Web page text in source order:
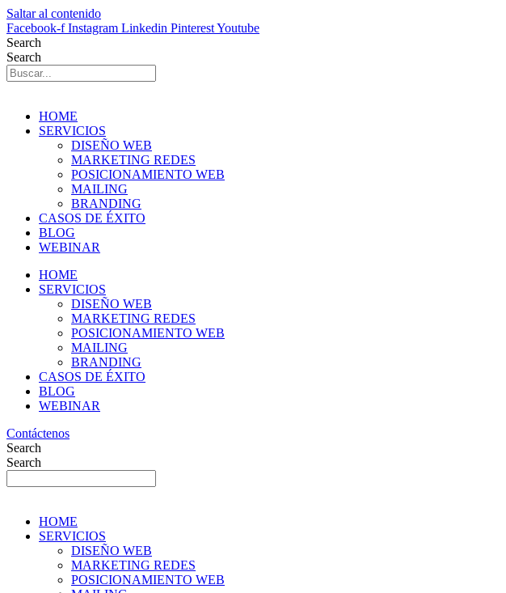
Saltar al contenido
Facebook-f Instagram Linkedin PinterestYoutube
Search
Search
HOME
SERVICIOS
DISEÑO WEB
MARKETING REDES
POSICIONAMIENTO WEB
MAILING
BRANDING
CASOS DE ÉXITO
BLOG
WEBINAR
HOME
SERVICIOS
DISEÑO WEB
MARKETING REDES
POSICIONAMIENTO WEB
MAILING
BRANDING
CASOS DE ÉXITO
BLOG
WEBINAR
Contáctenos
Search
Search
HOME
SERVICIOS
DISEÑO WEB
MARKETING REDES
POSICIONAMIENTO WEB